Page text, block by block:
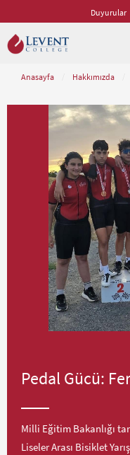
Duyurular
Anasayfa Hakkımızda
Pedal Gücü:
Milli Eğitim Bakanlığı
Liseler Arası Bisiklet